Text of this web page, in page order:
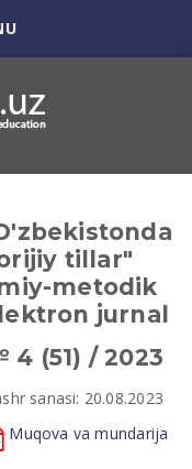
tillar"
metodik
jurnal
4 (51) / 2023
sanasi: 20.08.2023
Muqova va mundarija